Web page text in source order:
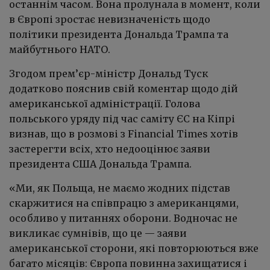
останнім часом. Вона пролунала в момент, коли
в Європі зростає невизначеність щодо
політики президента Дональда Трампа та
майбутнього НАТО.
Згодом прем’єр-міністр Дональд Туск
додатково пояснив свій коментар щодо дій
американської адміністрації. Голова
польського уряду під час саміту ЄС на Кіпрі
визнав, що в розмові з Financial Times хотів
застерегти всіх, хто недооцінює заяви
президента США Дональда Трампа.
«Ми, як Польща, не маємо жодних підстав
скаржитися на співпрацю з американцями,
особливо у питаннях оборони. Водночас не
викликає сумнівів, що це — заяви
американської сторони, які повторюються вже
багато місяців: Європа повинна захищатися і